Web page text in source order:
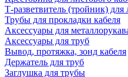
Т-разветвитель (тройник) для
Трубы для прокладки кабеля
Аксессуары для
Аксессуары для труб
Вывод, протяжка, зонд кабеля
Держатель для труб
Заглушка для трубы